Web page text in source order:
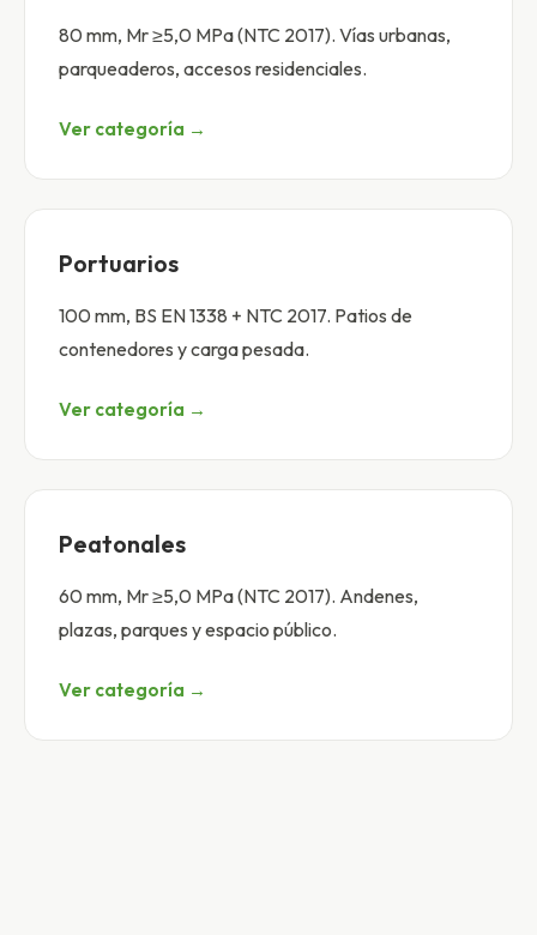
80 mm, Mr ≥5,0 MPa (NTC 2017). Vías urbanas,
parqueaderos, accesos residenciales.
Ver categoría →
Portuarios
100 mm, BS EN 1338 + NTC 2017. Patios de
contenedores y carga pesada.
Ver categoría →
Peatonales
60 mm, Mr ≥5,0 MPa (NTC 2017). Andenes,
plazas, parques y espacio público.
Ver categoría →